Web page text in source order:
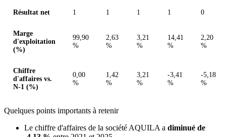
Résultat net 1 1 1 1 0
Marge
d'exploitation
(%)
99,90
%
2,63
%
3,21
%
14,41
%
2,20
%
Chiffre
d'affaires vs.
N-1 (%)
0,00
%
1,42
%
3,21
%
-3,41
%
-5,18
%
Quelques points importants à retenir
Le chiffre d'affaires de la société AQUILA a diminué de